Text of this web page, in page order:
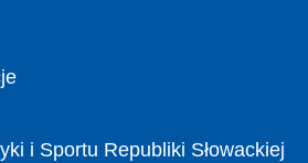
i Sportu Republiki Słowackiej